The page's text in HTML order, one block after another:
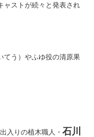
ャストが続々と発表され
てう）やふゆ役の清原果
入りの植木職人・石川